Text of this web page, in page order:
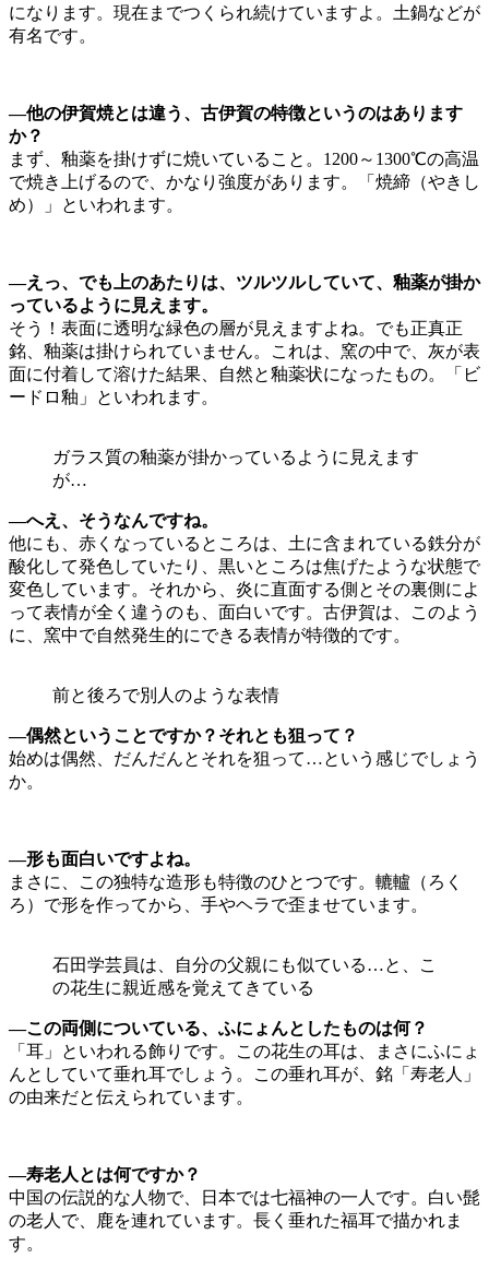
になります。現在までつくられ続けていますよ。土鍋などが
有名です。
—他の伊賀焼とは違う、古伊賀の特徴というのはあります
か？
まず、釉薬を掛けずに焼いていること。1200～1300℃の高温
で焼き上げるので、かなり強度があります。「焼締（やきし
め）」といわれます。
—えっ、でも上のあたりは、ツルツルしていて、釉薬が掛か
っているように見えます。
そう！表面に透明な緑色の層が見えますよね。でも正真正
銘、釉薬は掛けられていません。これは、窯の中で、灰が表
面に付着して溶けた結果、自然と釉薬状になったもの。「ビ
ードロ釉」といわれます。
ガラス質の釉薬が掛かっているように見えます
が…
—へえ、そうなんですね。
他にも、赤くなっているところは、土に含まれている鉄分が
酸化して発色していたり、黒いところは焦げたような状態で
変色しています。それから、炎に直面する側とその裏側によ
って表情が全く違うのも、面白いです。古伊賀は、このよう
に、窯中で自然発生的にできる表情が特徴的です。
前と後ろで別人のような表情
—偶然ということですか？それとも狙って？
始めは偶然、だんだんとそれを狙って…という感じでしょう
か。
—形も面白いですよね。
まさに、この独特な造形も特徴のひとつです。轆轤（ろく
ろ）で形を作ってから、手やヘラで歪ませています。
石田学芸員は、自分の父親にも似ている…と、こ
の花生に親近感を覚えてきている
—この両側についている、ふにょんとしたものは何？
「耳」といわれる飾りです。この花生の耳は、まさにふにょ
んとしていて垂れ耳でしょう。この垂れ耳が、銘「寿老人」
の由来だと伝えられています。
—寿老人とは何ですか？
中国の伝説的な人物で、日本では七福神の一人です。白い髭
の老人で、鹿を連れています。長く垂れた福耳で描かれま
す。